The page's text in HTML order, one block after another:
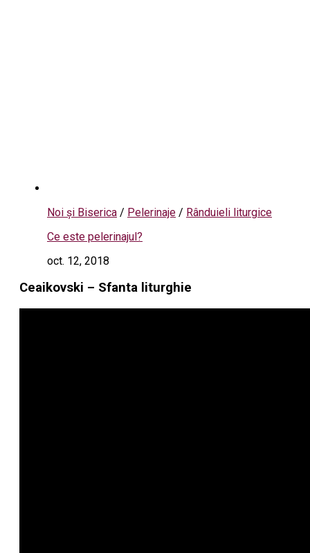
Noi și Biserica / Pelerinaje / Rânduieli liturgice
Ce este pelerinajul?
oct. 12, 2018
Ceaikovski – Sfanta liturghie